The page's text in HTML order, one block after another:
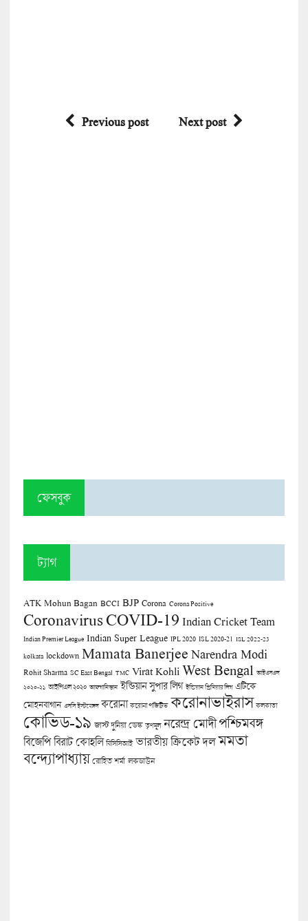
Previous post Next post
ফেসবুক
ট্যাগ
ATK Mohun Bagan BCCI BJP Corona Corona Positive
CoronavirusCOVID-19 Indian Cricket Team
Indian Premier League Indian Super League IPL 2020 ISL 2020-21 ISL 2022-23
kolkata lockdown Mamata Banerjee Narendra Modi
Rohit Sharma SC East Bengal TMC Virat Kohli West Bengal আইএসএল
২০২০-২১ আইপিএল ২০২০ আফগানিস্তান ইন্ডিয়ান সুপার লিগ ইন্ডিয়ান প্রিমিয়ার লিগ এটিকে
মোহনবাগান এসসি ইস্টবেঙ্গল করোনা করোনা পজিটিভ করোনাভাইরাস কলকাতা
কোভিড-১৯ জাস্ট দুনিয়া ডেস্ক তৃণমূল নরেন্দ্র মোদী পশ্চিমবঙ্গ
বিজেপি বিরাট কোহলি বিসিসিআই ভারতীয় ক্রিকেট দল মমতা
বন্দ্যোপাধ্যায় রোহিত শর্মা লকডাউন